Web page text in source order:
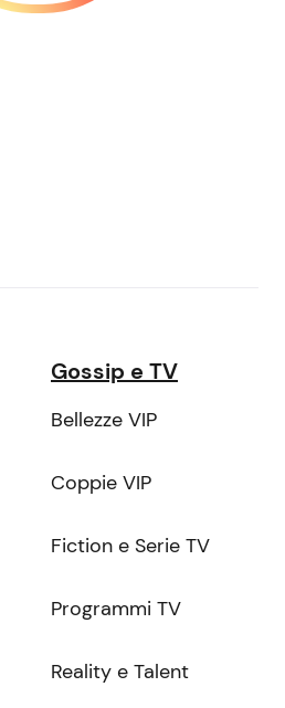
Gossip e TV
Bellezze VIP
Coppie VIP
Fiction e Serie TV
Programmi TV
Reality e Talent